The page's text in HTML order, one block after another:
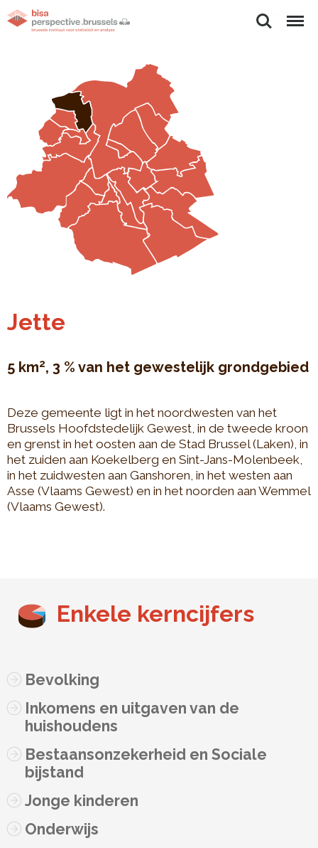
ZoekenMenu
Jette
5 km2, 3 % van het gewestelijk grondgebied
Deze gemeente ligt in het noordwesten van het
Brussels Hoofdstedelijk Gewest, in de tweede kroon
en grenst in het oosten aan de Stad Brussel (Laken), in
het zuiden aan Koekelberg en Sint-Jans-Molenbeek,
in het zuidwesten aan Ganshoren, in het westen aan
Asse (Vlaams Gewest) en in het noorden aan Wemmel
(Vlaams Gewest).
Enkele kerncijfers
Bevolking
Inkomens en uitgaven van de
huishoudens
Bestaansonzekerheid en Sociale
bijstand
Jonge kinderen
Onderwijs